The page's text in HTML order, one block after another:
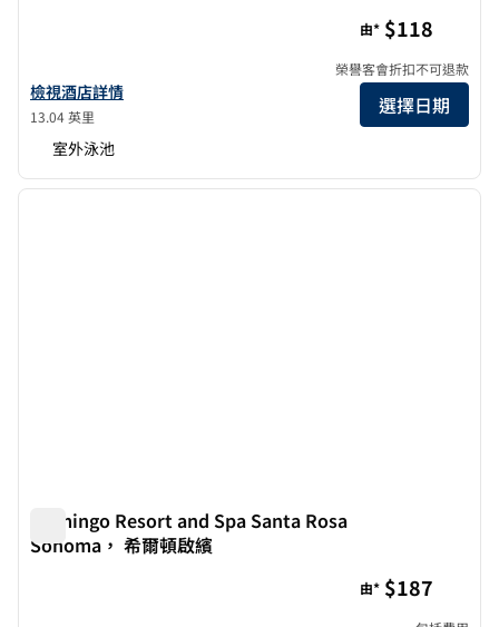
查看 Hotel Centro Sonoma Wine Country， 希爾頓啟繽 酒店詳情
檢視酒店詳情
13.04 英里
由* $118
榮譽客會折扣不可退款
選擇日期
室外泳池
1/12
第 1 頁，共 12 頁
下一
Flamingo Resort and Spa Santa Rosa
Sonoma， 希爾頓啟繽
由* $187